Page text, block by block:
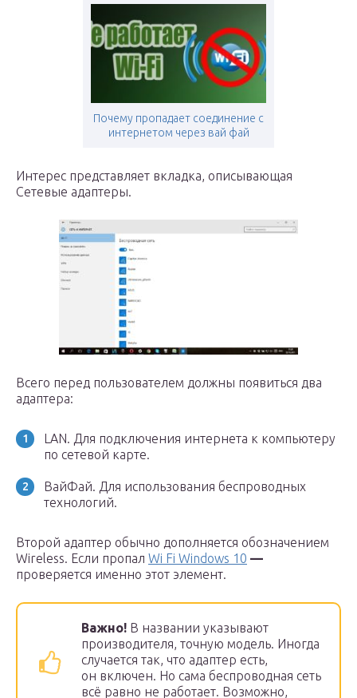
Почему пропадает соединение с
интернетом через вай фай
Интерес представляет вкладка, описывающая
Сетевые адаптеры.
Всего перед пользователем должны появиться два
адаптера:
LAN. Для подключения интернета к компьютеру
по сетевой карте.
ВайФай. Для использования беспроводных
технологий.
Второй адаптер обычно дополняется обозначением
Wireless. Если пропал Wi Fi Windows 10 —
проверяется именно этот элемент.
Важно! В названии указывают
производителя, точную модель. Иногда
случается так, что адаптер есть,
он включен. Но сама беспроводная сеть
всё равно не работает. Возможно,